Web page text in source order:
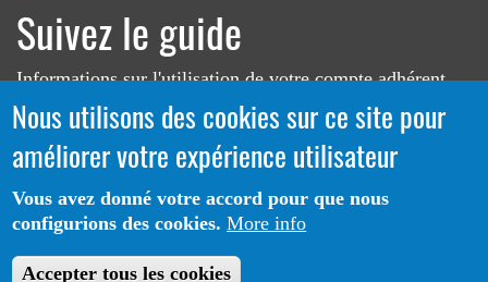
Suivez le guide
Informations sur l'utilisation de votre compte adhérent
Voir le guide
Portail CoLibris® - Copyright© 2026 - LOGIQ Systèmes. Tous
droits réservés -Protection des données
Nous utilisons des cookies sur ce site pour
améliorer votre expérience utilisateur
Vous avez donné votre accord pour que nous
configurions des cookies. More info
Accepter tous les cookies